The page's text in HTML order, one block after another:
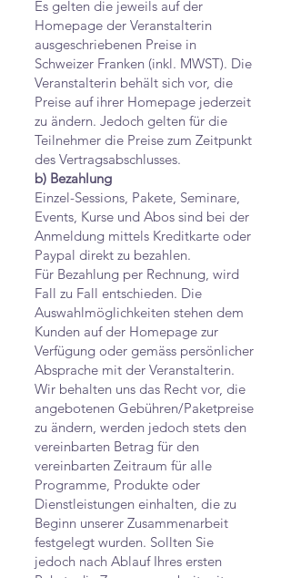
Es gelten die jeweils auf der
Homepage der Veranstalterin
ausgeschriebenen Preise in
Schweizer Franken (inkl. MWST). Die
Veranstalterin behält sich vor, die
Preise auf ihrer Homepage jederzeit
zu ändern. Jedoch gelten für die
Teilnehmer die Preise zum Zeitpunkt
des Vertragsabschlusses.
b) Bezahlung
Einzel-Sessions, Pakete, Seminare,
Events, Kurse und Abos sind bei der
Anmeldung mittels Kreditkarte oder
Paypal direkt zu bezahlen.
Für Bezahlung per Rechnung, wird
Fall zu Fall entschieden. Die
Auswahlmöglichkeiten stehen dem
Kunden auf der Homepage zur
Verfügung oder gemäss persönlicher
Absprache mit der Veranstalterin.
Wir behalten uns das Recht vor, die
angebotenen Gebühren/Paketpreise
zu ändern, werden jedoch stets den
vereinbarten Betrag für den
vereinbarten Zeitraum für alle
Programme, Produkte oder
Dienstleistungen einhalten, die zu
Beginn unserer Zusammenarbeit
festgelegt wurden. Sollten Sie
jedoch nach Ablauf Ihres ersten